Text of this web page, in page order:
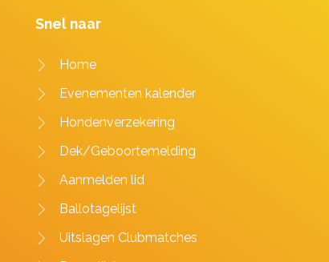
Snel naar
Home
Evenementen kalender
Hondenverzekering
Dek/Geboortemelding
Aanmelden lid
Ballotagelijst
Uitslagen Clubmatches